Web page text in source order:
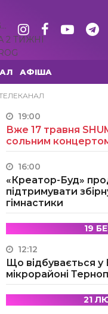
2 ТИЖНІ
АФІША
15
19:00
Вже 17 травня
сольним
16:00
«Креатор-Буд»
підтримувати
гімнастики
19
12:12
Що відбувається
мікрорайоні
21